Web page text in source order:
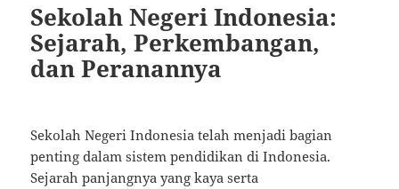
Sekolah Negeri Indonesia:
Sejarah, Perkembangan,
dan Peranannya
Sekolah Negeri Indonesia telah menjadi bagian
penting dalam sistem pendidikan di Indonesia.
Sejarah panjangnya yang kaya serta